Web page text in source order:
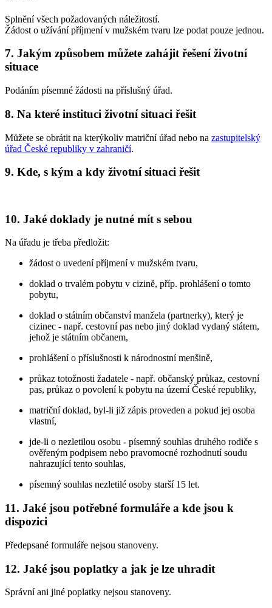
Splnění všech požadovaných náležitostí.
Žádost o užívání příjmení v mužském tvaru lze podat pouze jednou.
7. Jakým způsobem můžete zahájit řešení životní
situace
Podáním písemné žádosti na příslušný úřad.
8. Na které instituci životní situaci řešit
Můžete se obrátit na kterýkoliv matriční úřad nebo na zastupitelský
úřad České republiky v zahraničí.
9. Kde, s kým a kdy životní situaci řešit
10. Jaké doklady je nutné mít s sebou
Na úřadu je třeba předložit:
žádost o uvedení příjmení v mužském tvaru,
doklad o trvalém pobytu v cizině, příp. prohlášení o tomto
pobytu,
doklad o státním občanství manžela (partnerky), který je
cizinec - např. cestovní pas nebo jiný doklad vydaný státem,
jehož je státním občanem,
prohlášení o příslušnosti k národnostní menšině,
průkaz totožnosti žadatele - např. občanský průkaz, cestovní
pas, průkaz o povolení k pobytu na území České republiky,
matriční doklad, byl-li již zápis proveden a pokud jej osoba
vlastní,
jde-li o nezletilou osobu - písemný souhlas druhého rodiče s
ověřeným podpisem nebo pravomocné rozhodnutí soudu
nahrazující tento souhlas,
písemný souhlas nezletilé osoby starší 15 let.
11. Jaké jsou potřebné formuláře a kde jsou k
dispozici
Předepsané formuláře nejsou stanoveny.
12. Jaké jsou poplatky a jak je lze uhradit
Správní ani jiné poplatky nejsou stanoveny.